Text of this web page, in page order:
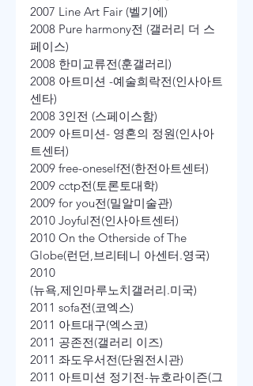
2007 Line Art Fair (벨기에)
2008 Pure harmony전 (갤러리 더 스
페이스)
2008 한미교류전(훈갤러리)
2008 아트미션 -예술희락전(인사아트
센타)
2008 3인전 (스페이스함)
2009 아트미션- 영혼의 정원(인사아
트센터)
2009 free-oneself전(한전아트센터)
2009 cctp전(토론토대학)
2009 for you전(밀알미술관)
2010 Joyful전(인사아트센터)
2010 On the Otherside of The
Globe(런던,브리테니 아센터.영국)
2010
(뉴욕,제인마루노치갤러리.미국)
2011 sofa전(코엑스)
2011 아트대구(엑스코)
2011 공존전(갤러리 이즈)
2011 좌도우서전(단원전시관)
2011 아트미션 정기전-뉴호라이즌(그